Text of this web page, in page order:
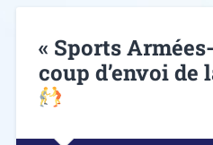
« Sports
coup d’envoi de